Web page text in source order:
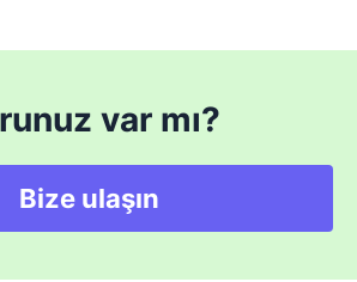
var mı?
Bize ulaşın